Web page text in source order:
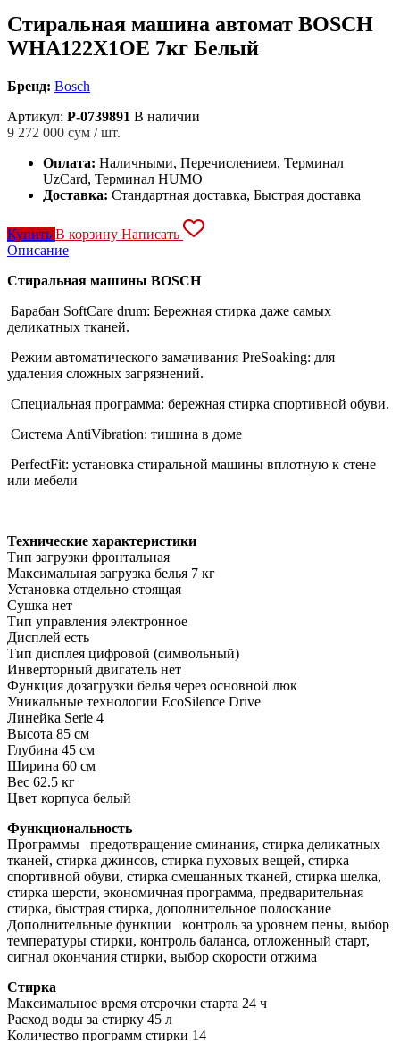
Стиральная машина автомат BOSCH
WHA122X1OE 7кг Белый
Бренд: Bosch
Артикул: P-0739891 В наличии
9 272 000 сум / шт.
Оплата: Наличными, Перечислением, Терминал
UzCard, Терминал HUMO
Доставка: Стандартная доставка, Быстрая доставка
Купить В корзину Написать
Описание
Стиральная машины BOSCH
Барабан SoftCare drum: Бережная стирка даже самых
деликатных тканей.
Режим автоматического замачивания PreSoaking: для
удаления сложных загрязнений.
Специальная программа: бережная стирка спортивной обуви.
Система AntiVibration: тишина в доме
PerfectFit: установка стиральной машины вплотную к стене
или мебели
Технические характеристики
Тип загрузки фронтальная
Максимальная загрузка белья 7 кг
Установка отдельно стоящая
Сушка нет
Тип управления электронное
Дисплей есть
Тип дисплея цифровой (символьный)
Инверторный двигатель нет
Функция дозагрузки белья через основной люк
Уникальные технологии EcoSilence Drive
Линейка Serie 4
Высота 85 см
Глубина 45 см
Ширина 60 см
Вес 62.5 кг
Цвет корпуса белый
Функциональность
Программы предотвращение сминания, стирка деликатных
тканей, стирка джинсов, стирка пуховых вещей, стирка
спортивной обуви, стирка смешанных тканей, стирка шелка,
стирка шерсти, экономичная программа, предварительная
стирка, быстрая стирка, дополнительное полоскание
Дополнительные функции контроль за уровнем пены, выбор
температуры стирки, контроль баланса, отложенный старт,
сигнал окончания стирки, выбор скорости отжима
Стирка
Максимальное время отсрочки старта 24 ч
Расход воды за стирку 45 л
Количество программ стирки 14